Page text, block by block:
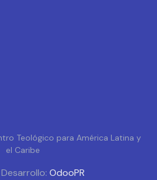
Teológico para América Latina y
el Caribe
OdooPR